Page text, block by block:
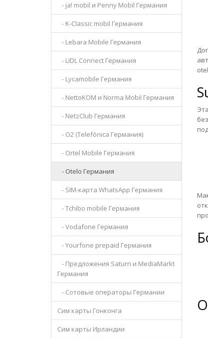
- ja! mobil и Penny Mobil Германия
- K-Classic mobil Германия
- Lebara Mobile Германия
- LIDL Connect Германия
- Lycamobile Германия
- NettoKOM и Norma Mobil Германия
- NetzClub Германия
- O2 (Telefónica Германия)
- Ortel Mobile Германия
- Otelo Германия
- SIM-карта WhatsApp Германия
- Tchibo mobile Германия
- Vodafone Германия
- Yourfone prepaid Германия
- Предложения Saturn и MediaMarkt
Германия
- Сотовые операторы Германии
Сим карты Гонконга
Сим карты Ирландии